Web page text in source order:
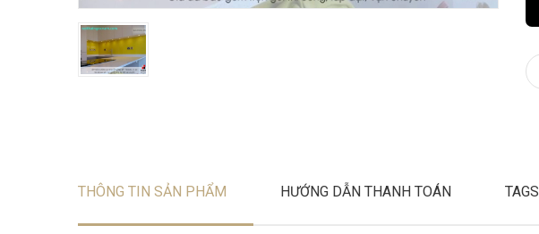
THÔNG TIN SẢN PHẨM HƯỚNG DẪN THANH TOÁN TAGS